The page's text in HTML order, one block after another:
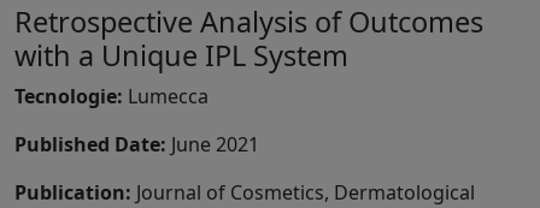
Retrospective Analysis of Outcomes
with a Unique IPL System
Tecnologie: Lumecca
Published Date: June 2021
Publication: Journal of Cosmetics, Dermatological